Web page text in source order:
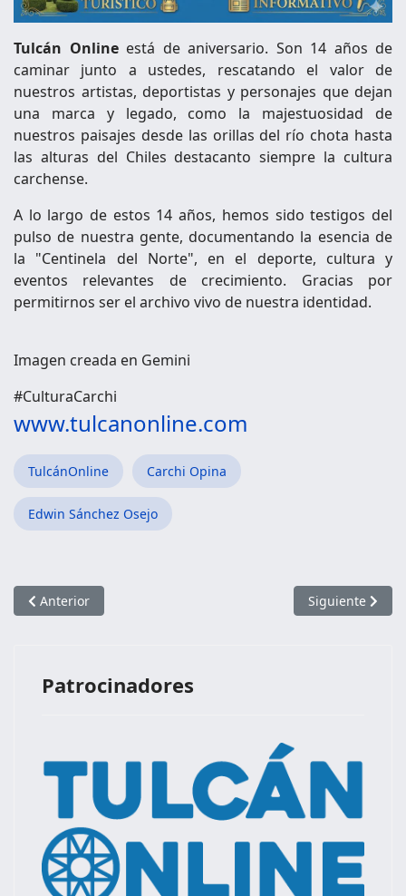
Tulcán Onlineestá de aniversario. Son 14 años de
caminar junto a ustedes, rescatando el valor de
nuestros artistas, deportistas y personajes que dejan
una marca y legado, como la majestuosidad de
nuestros paisajes desde las orillas del río chota hasta
las alturas del Chiles destacanto siempre la cultura
carchense.
A lo largo de estos 14 años, hemos sido testigos del
pulso de nuestra gente, documentando la esencia de
la "Centinela del Norte", en el deporte, cultura y
eventos relevantes de crecimiento. Gracias por
permitirnos ser el archivo vivo de nuestra identidad.
Imagen creada en Gemini
#CulturaCarchi
www.tulcanonline.com
TulcánOnline Carchi Opina
Edwin Sánchez Osejo
Artículo anterior: 14 AÑOS DE TULCÁN ONLINE
Anterior Artículo
Siguiente
Patrocinadores